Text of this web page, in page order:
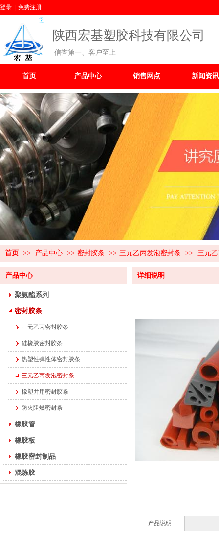
信誉第一、客户至上
陕西宏基塑胶科技有限公司
首页 产品中心 销售网点 新闻资讯
登录 免费注册
首页 >> 产品中心 >> 密封胶条 >> 三元乙丙发泡密封条 >> 三元
产品中心
聚氨酯系列
密封胶条
三元乙丙密封胶条
硅橡胶密封胶条
热塑性弹性体密封胶条
三元乙丙发泡密封条
橡塑并用密封胶条
防火阻燃密封条
橡胶管
橡胶板
橡胶密封制品
混炼胶
详细说明
产品说明